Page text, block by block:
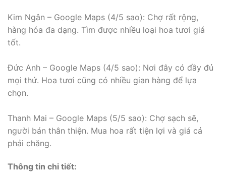
Kim Ngân – Google Maps (4/5 sao): Chợ rất rộng,
hàng hóa đa dạng. Tìm được nhiều loại hoa tươi giá
tốt.
Đức Anh – Google Maps (4/5 sao): Nơi đây có đầy đủ
mọi thứ. Hoa tươi cũng có nhiều gian hàng để lựa
chọn.
Thanh Mai – Google Maps (5/5 sao): Chợ sạch sẽ,
người bán thân thiện. Mua hoa rất tiện lợi và giá cả
phải chăng.
Thông tin chi tiết: